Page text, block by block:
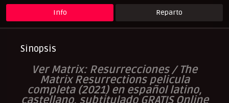
Info Reparto
Sinopsis
Ver Matrix: Resurrecciones / The
Matrix Resurrections pelicula
completa (2021) en español latino,
castellano, subtitulado GRATIS Online